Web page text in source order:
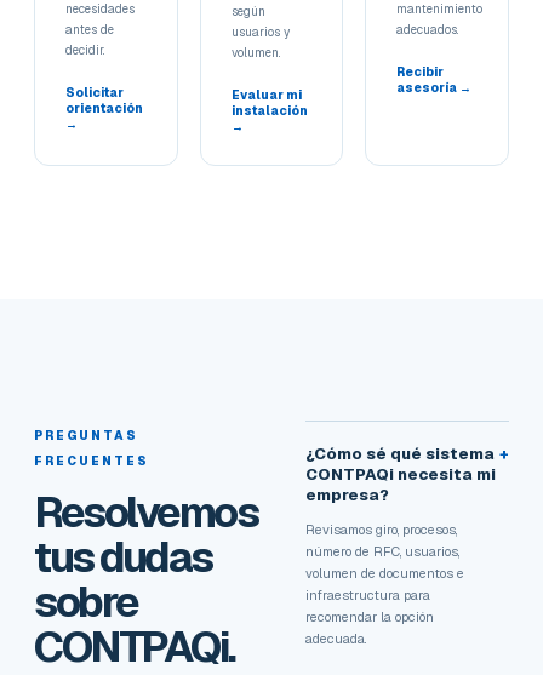
necesidades
antes de
decidir.
Solicitar
orientación
→
según
usuarios y
volumen.
Evaluar mi
instalación
→
mantenimiento
adecuados.
Recibir
asesoría →
PREGUNTAS
FRECUENTES
Resolvemos
tus dudas
sobre
CONTPAQi.
¿Cómo sé qué sistema
CONTPAQi necesita mi
empresa?
+
Revisamos giro, procesos,
número de RFC, usuarios,
volumen de documentos e
infraestructura para
recomendar la opción
adecuada.